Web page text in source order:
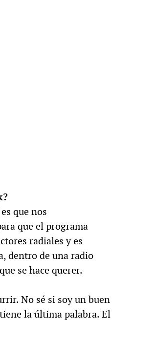
que nos
que el programa
radiales y es
dentro de una radio
se hace querer.
No sé si soy un buen
la última palabra. El